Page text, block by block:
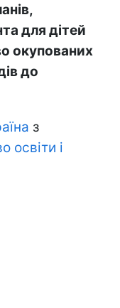
для дітей
окупованих
до
з
освіти і